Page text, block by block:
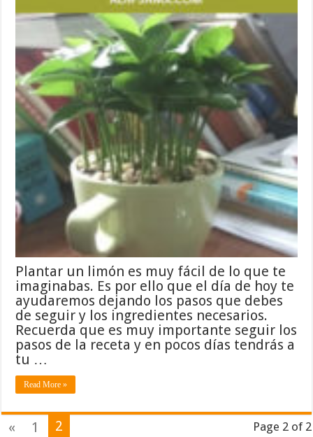
Plantar un limón es muy fácil de lo que te
imaginabas. Es por ello que el día de hoy te
ayudaremos dejando los pasos que debes
de seguir y los ingredientes necesarios.
Recuerda que es muy importante seguir los
pasos de la receta y en pocos días tendrás a
tu …
Read More »
Page 2 of 2
« 1 2